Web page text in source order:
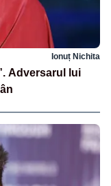
Ionuț Nichita
Adversarul lui